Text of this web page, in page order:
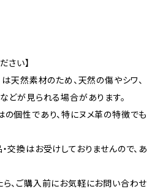
さい】
は天然素材のため、天然の傷やシワ、
どが見られる場合があります。
個性であり、特にヌメ革の特徴でも
交換はお受けしておりませんので、あ
、ご購入前にお気軽にお問い合わせ